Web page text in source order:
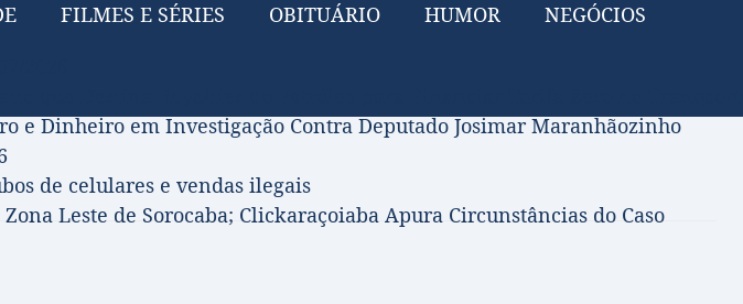
FILMES E SÉRIES OBITUÁRIO HUMOR NEGÓCIOS
e Dinheiro em Investigação Contra Deputado Josimar Maranhãozinho
de celulares e vendas ilegais
Leste de Sorocaba; Clickaraçoiaba Apura Circunstâncias do Caso